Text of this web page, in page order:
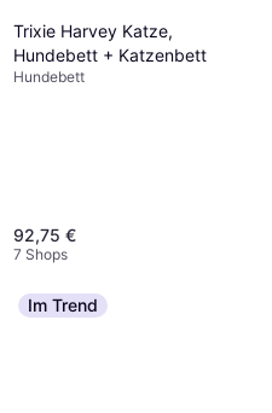
Trixie Harvey Katze,
Hundebett + Katzenbett
Hundebett
92,75 €
7 Shops
Im Trend